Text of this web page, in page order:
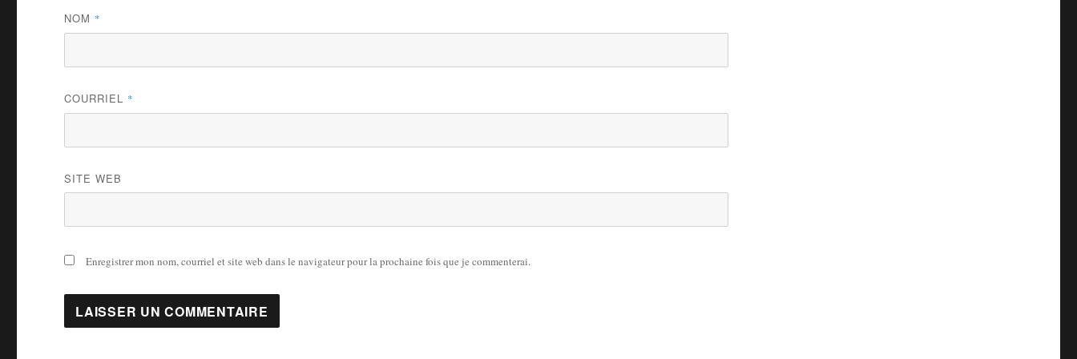
NOM *
COURRIEL *
SITE WEB
Enregistrer mon nom, courriel et site web dans le navigateur pour la prochaine fois que je commenterai.